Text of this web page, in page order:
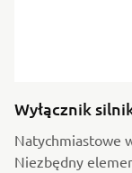
Wyłącznik
Natychmiastowe
Niezbędny